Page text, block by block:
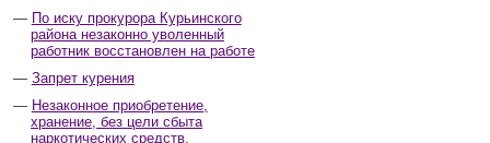
По иску прокурора Курьинского
района незаконно уволенный
работник восстановлен на работе
Запрет курения
Незаконное приобретение,
хранение, без цели сбыта
наркотических средств,